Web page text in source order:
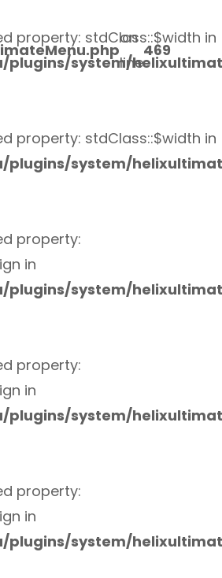
on
line
469
property: stdClass::$width in
system/
property: stdClass::$width in
system/
property:
in
system/
property:
in
system/
property:
in
system/